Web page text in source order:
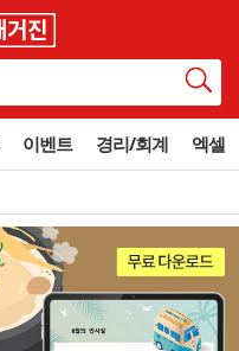
이벤트 경리/회계 엑셀